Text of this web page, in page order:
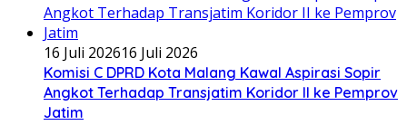
16 Juli 202616 Juli 2026
Komisi C DPRD Kota Malang Kawal Aspirasi Sopir
Angkot Terhadap Transjatim Koridor II ke Pemprov
Jatim